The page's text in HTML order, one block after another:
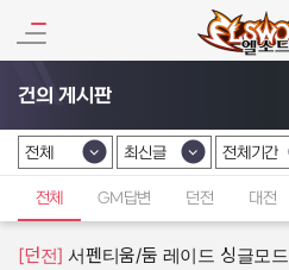
건의 게시판
카테고리 선택
전체
카테고리 선택
최신글
카테고리
전체기간
전체 GM답변 던전 대전
[던전] 서펜티움/둠 레이드 싱글모